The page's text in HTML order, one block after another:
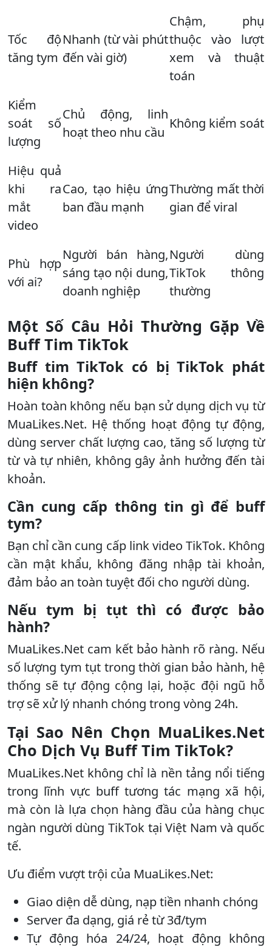
Tốc độ
tăng tym
Nhanh (từ vài phút
đến vài giờ)
Chậm, phụ
thuộc vào lượt
xem và thuật
toán
Kiểm
soát số
lượng
Chủ động, linh
hoạt theo nhu cầu
Không kiểm soát
Hiệu quả
khi ra
mắt
video
Cao, tạo hiệu ứng
ban đầu mạnh
Thường mất thời
gian để viral
Phù hợp
với ai?
Người bán hàng,
sáng tạo nội dung,
doanh nghiệp
Người dùng
TikTok thông
thường
Một Số Câu Hỏi Thường Gặp Về
Buff Tim TikTok
Buff tim TikTok có bị TikTok phát
hiện không?
Hoàn toàn không nếu bạn sử dụng dịch vụ từ
MuaLikes.Net. Hệ thống hoạt động tự động,
dùng server chất lượng cao, tăng số lượng từ
từ và tự nhiên, không gây ảnh hưởng đến tài
khoản.
Cần cung cấp thông tin gì để buff
tym?
Bạn chỉ cần cung cấp link video TikTok. Không
cần mật khẩu, không đăng nhập tài khoản,
đảm bảo an toàn tuyệt đối cho người dùng.
Nếu tym bị tụt thì có được bảo
hành?
MuaLikes.Net cam kết bảo hành rõ ràng. Nếu
số lượng tym tụt trong thời gian bảo hành, hệ
thống sẽ tự động cộng lại, hoặc đội ngũ hỗ
trợ sẽ xử lý nhanh chóng trong vòng 24h.
Tại Sao Nên Chọn MuaLikes.Net
Cho Dịch Vụ Buff Tim TikTok?
MuaLikes.Net không chỉ là nền tảng nổi tiếng
trong lĩnh vực buff tương tác mạng xã hội,
mà còn là lựa chọn hàng đầu của hàng chục
ngàn người dùng TikTok tại Việt Nam và quốc
tế.
Ưu điểm vượt trội của MuaLikes.Net:
Giao diện dễ dùng, nạp tiền nhanh chóng
Server đa dạng, giá rẻ từ 3đ/tym
Tự động hóa 24/24, hoạt động không